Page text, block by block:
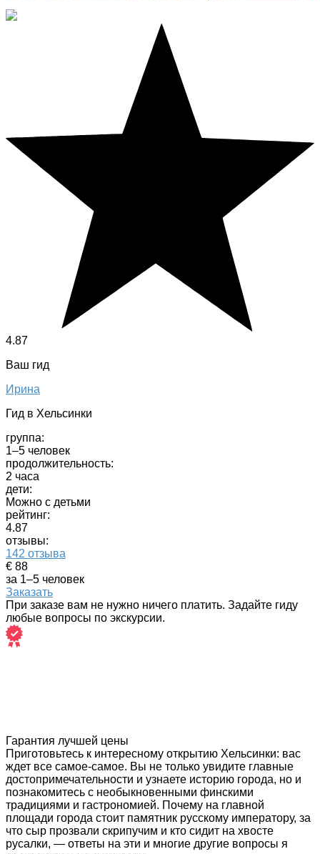
4.87
Ваш гид
Ирина
Гид в Хельсинки
группа:
1–5 человек
продолжительность:
2 часа
дети:
Можно с детьми
рейтинг:
4.87
отзывы:
142 отзыва
€ 88
за 1–5 человек
Заказать
При заказе вам не нужно ничего платить. Задайте гиду
любые вопросы по экскурсии.
Гарантия лучшей цены
Приготовьтесь к интересному открытию Хельсинки: вас
ждет все самое-самое. Вы не только увидите главные
достопримечательности и узнаете историю города, но и
познакомитесь с необыкновенными финскими
традициями и гастрономией. Почему на главной
площади города стоит памятник русскому императору, за
что сыр прозвали скрипучим и кто сидит на хвосте
русалки, — ответы на эти и многие другие вопросы я